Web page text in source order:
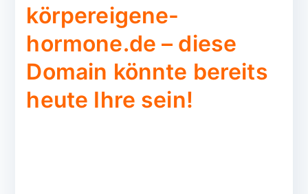
körpereigene-
hormone.de – diese
Domain könnte bereits
heute Ihre sein!